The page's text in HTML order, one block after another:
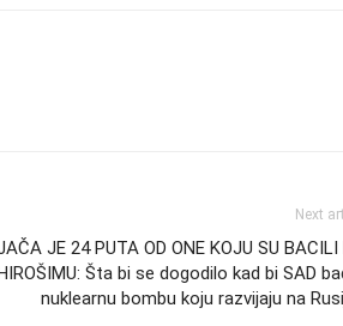
Next
JE 24 PUTA OD ONE KOJU SU
Šta bi se dogodilo kad bi SAD
nuklearnu bombu koju razvijaju na